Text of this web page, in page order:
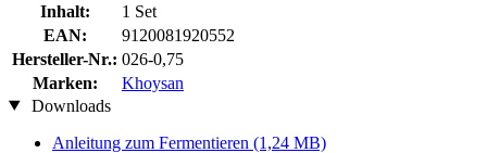
Inhalt:
1 Set
EAN:
9120081920552
Hersteller-Nr.: 026-0,75
Marken:
Khoysan
Downloads
Anleitung zum Fermentieren (1,24 MB)